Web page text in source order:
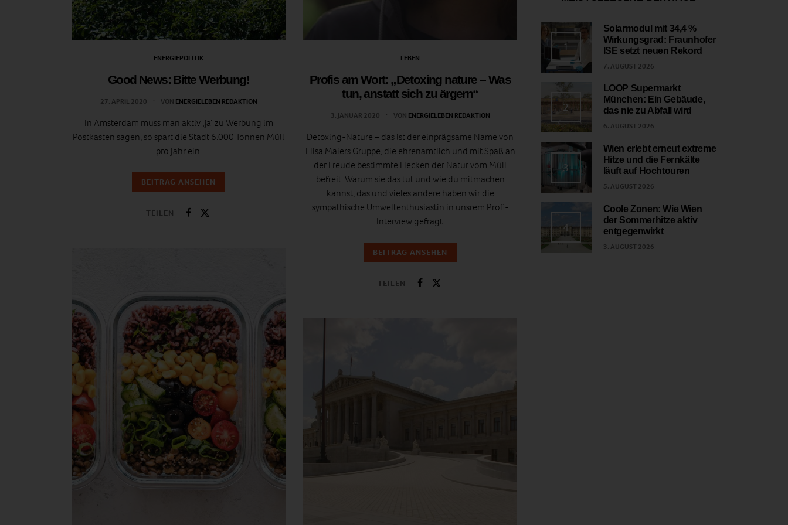
ENERGIEPOLITIK
Good News: Bitte Werbung!
27. APRIL 2020 VON ENERGIELEBEN REDAKTION
In Amsterdam muss man aktiv ‚ja‘ zu Werbung im
Postkasten sagen, so spart die Stadt 6.000 Tonnen Müll
pro Jahr ein.
BEITRAG ANSEHEN
TEILEN
LEBEN
Profis am Wort: „Detoxing nature – Was
tun, anstatt sich zu ärgern“
3. JANUAR 2020 VON ENERGIELEBEN REDAKTION
Detoxing-Nature – das ist der einprägsame Name von
Elisa Maiers Gruppe, die ehrenamtlich und mit Spaß an
der Freude bestimmte Flecken der Natur vom Müll
befreit. Warum sie das tut und wie du mitmachen
kannst, das und vieles andere haben wir die
sympathische Umweltenthusiastin in unsrem Profi-
Interview gefragt.
BEITRAG ANSEHEN
TEILEN
1
Solarmodul mit 34,4 %
Wirkungsgrad: Fraunhofer
ISE setzt neuen Rekord
7. AUGUST 2026
2
LOOP Supermarkt
München: Ein Gebäude,
das nie zu Abfall wird
6. AUGUST 2026
3
Wien erlebt erneut extreme
Hitze und die Fernkälte
läuft auf Hochtouren
5. AUGUST 2026
4
Coole Zonen: Wie Wien
der Sommerhitze aktiv
entgegenwirkt
3. AUGUST 2026